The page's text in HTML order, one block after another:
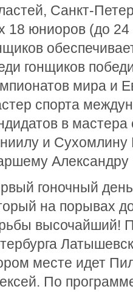
Санкт-
18 юниоров (до
гонщиков
мира и
спорта
в
и Сухомлину
гоночный
на порывах
высочайший!
месте идет
По